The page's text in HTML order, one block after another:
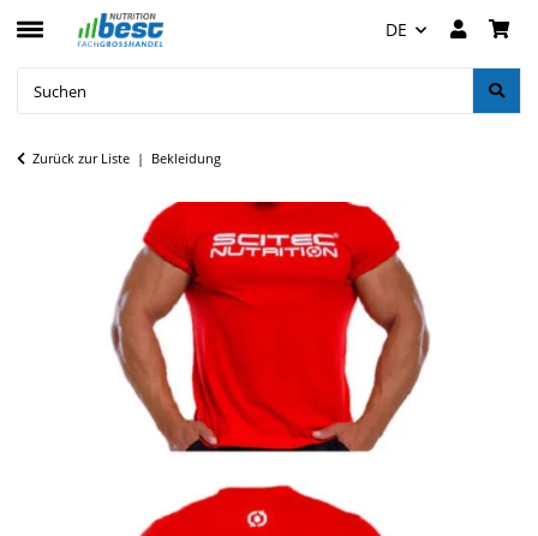
DE
Zurück zur Liste Bekleidung